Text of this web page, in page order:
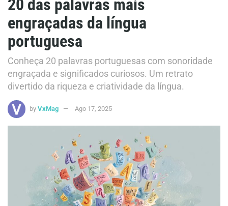
20 das palavras mais
engraçadas da língua
portuguesa
Conheça 20 palavras portuguesas com sonoridade
engraçada e significados curiosos. Um retrato
divertido da riqueza e criatividade da língua.
by VxMag Ago 17, 2025